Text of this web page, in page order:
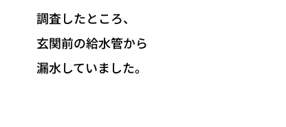
調査したところ、
玄関前の給水管から
漏水していました。